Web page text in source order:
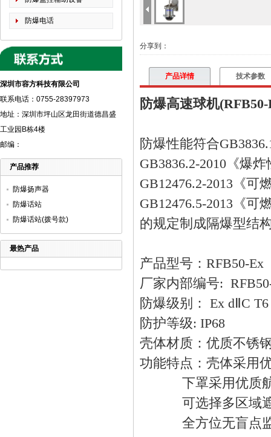
防爆电话
深圳市容方科技有限公司
联系电话：0755-28397973
地址：深圳市坪山区龙田街道德昌盛
工业园B栋4楼
邮编：
产品推荐
防爆扬声器
防爆话站
防爆话站(拨号款)
最热产品
分享到：
产品详情 技术参数
防爆高速球机
防爆性能符合
GB3836.2-2010 《爆
GB12476.2-2013 《可
GB12476.5-2013 《可
的规定制成隔爆型结
产品型号： RFB50-Ex
厂家内部编号:
防爆级别： Ex dⅡC
防护等级: IP68
壳体材质：优质不锈
功能特点：壳体采用
下罩采用优质
可选择多区域
全方位无盲点